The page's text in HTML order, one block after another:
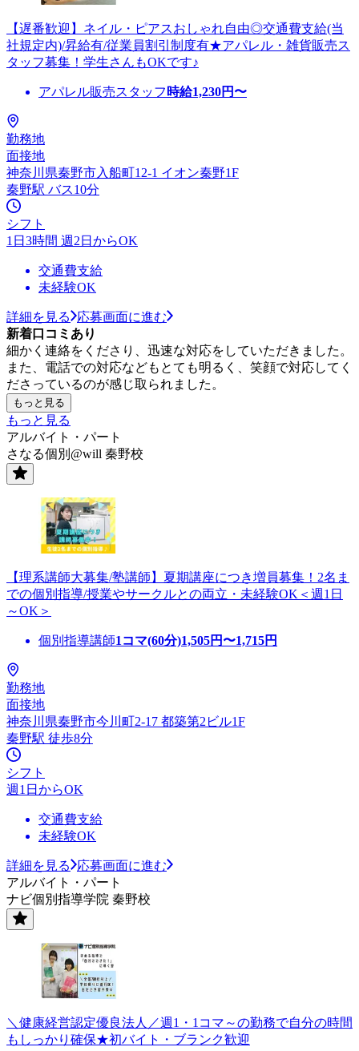
【遅番歓迎】ネイル・ピアスおしゃれ自由◎交通費支給(当
社規定内)/昇給有/従業員割引制度有★アパレル・雑貨販売ス
タッフ募集！学生さんもOKです♪
アパレル販売スタッフ 時給1,230円〜
勤務地
面接地
神奈川県秦野市入船町12-1 イオン秦野1F
秦野駅 バス10分
シフト
1日3時間 週2日からOK
交通費支給
未経験OK
詳細を見る
応募画面に進む
新着口コミあり
細かく連絡をくださり、迅速な対応をしていただきました。
また、電話での対応などもとても明るく、笑顔で対応してく
ださっているのが感じ取られました。
もっと見る
もっと見る
アルバイト・パート
さなる個別@will 秦野校
【理系講師大募集/塾講師】夏期講座につき増員募集！2名ま
での個別指導/授業やサークルとの両立・未経験OK＜週1日
～OK＞
個別指導講師1コマ(60分)1,505円〜1,715円
勤務地
面接地
神奈川県秦野市今川町2-17 都築第2ビル1F
秦野駅 徒歩8分
シフト
週1日からOK
交通費支給
未経験OK
詳細を見る
応募画面に進む
アルバイト・パート
ナビ個別指導学院 秦野校
＼健康経営認定優良法人／週1・1コマ～の勤務で自分の時間
もしっかり確保★初バイト・ブランク歓迎